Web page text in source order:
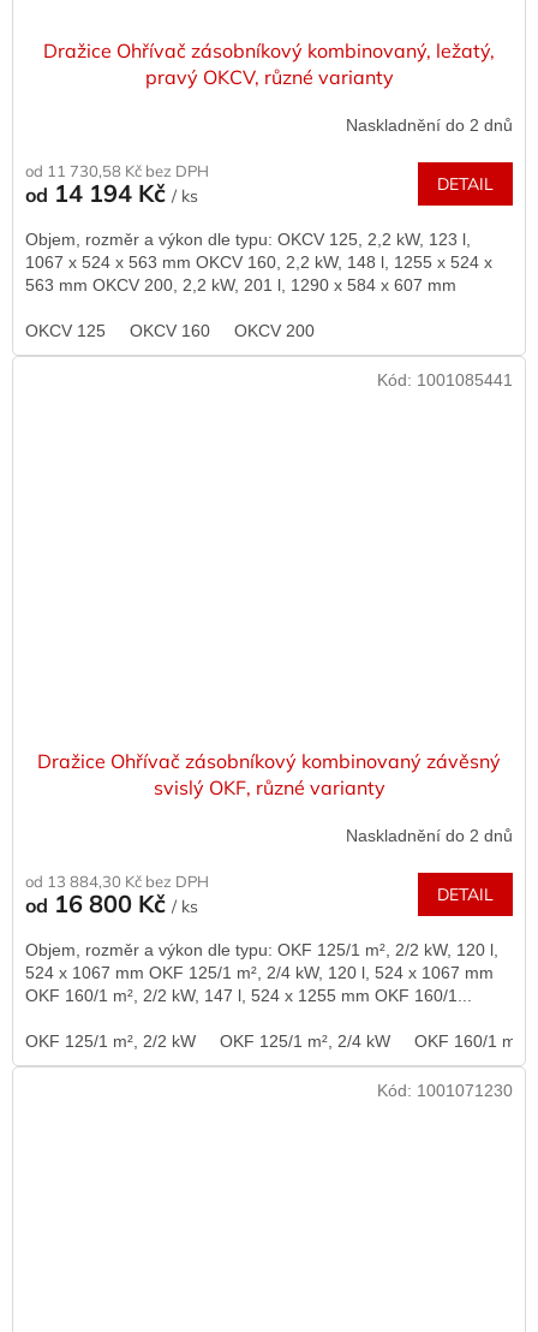
Dražice Ohřívač zásobníkový kombinovaný, ležatý,
pravý OKCV, různé varianty
Naskladnění do 2 dnů
od 11 730,58 Kč bez DPH
od 14 194 Kč / ks
DETAIL
Objem, rozměr a výkon dle typu: OKCV 125, 2,2 kW, 123 l,
1067 x 524 x 563 mm OKCV 160, 2,2 kW, 148 l, 1255 x 524 x
563 mm OKCV 200, 2,2 kW, 201 l, 1290 x 584 x 607 mm
OKCV 125 OKCV 160 OKCV 200
Dražice Ohřívač zásobníkový kombinovaný závěsný
svislý OKF, různé varianty
Naskladnění do 2 dnů
od 13 884,30 Kč bez DPH
od 16 800 Kč / ks
DETAIL
Objem, rozměr a výkon dle typu: OKF 125/1 m², 2/2 kW, 120 l,
524 x 1067 mm OKF 125/1 m², 2/4 kW, 120 l, 524 x 1067 mm
OKF 160/1 m², 2/2 kW, 147 l, 524 x 1255 mm OKF 160/1...
OKF 125/1 m², 2/2 kW OKF 125/1 m², 2/4 kW OKF 160/1 m²,
Kód: 1001085441
Kód: 1001071230